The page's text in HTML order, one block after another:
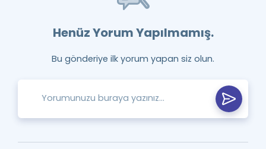
Henüz Yorum Yapılmamış.
Bu gönderiye ilk yorum yapan siz olun.